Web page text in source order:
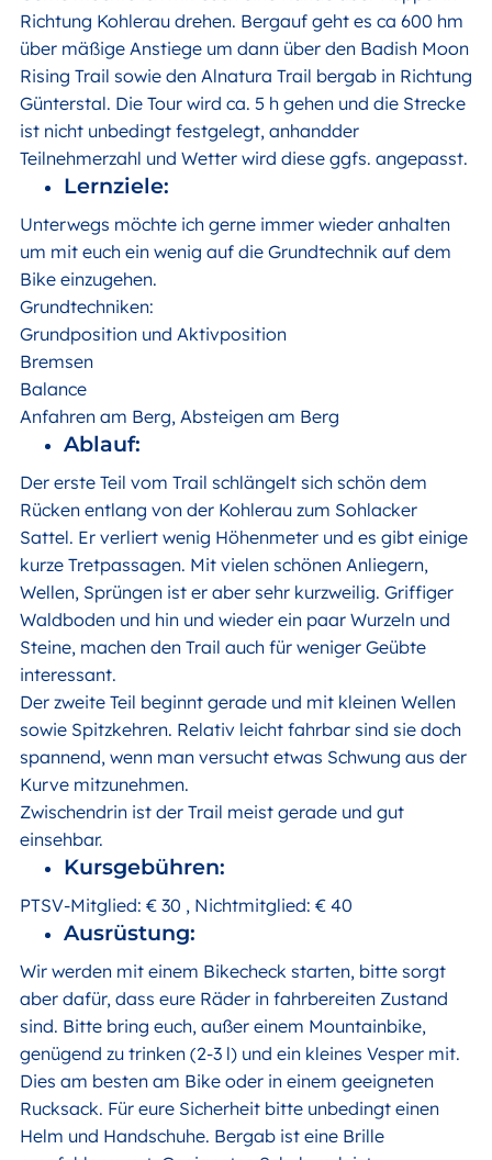
Richtung Kohlerau drehen. Bergauf geht es ca 600 hm
über mäßige Anstiege um dann über den Badish Moon
Rising Trail sowie den Alnatura Trail bergab in Richtung
Günterstal. Die Tour wird ca. 5 h gehen und die Strecke
ist nicht unbedingt festgelegt, anhandder
Teilnehmerzahl und Wetter wird diese ggfs. angepasst.
Lernziele:
Unterwegs möchte ich gerne immer wieder anhalten
um mit euch ein wenig auf die Grundtechnik auf dem
Bike einzugehen.
Grundtechniken:
Grundposition und Aktivposition
Bremsen
Balance
Anfahren am Berg, Absteigen am Berg
Ablauf:
Der erste Teil vom Trail schlängelt sich schön dem
Rücken entlang von der Kohlerau zum Sohlacker
Sattel. Er verliert wenig Höhenmeter und es gibt einige
kurze Tretpassagen. Mit vielen schönen Anliegern,
Wellen, Sprüngen ist er aber sehr kurzweilig. Griffiger
Waldboden und hin und wieder ein paar Wurzeln und
Steine, machen den Trail auch für weniger Geübte
interessant.
Der zweite Teil beginnt gerade und mit kleinen Wellen
sowie Spitzkehren. Relativ leicht fahrbar sind sie doch
spannend, wenn man versucht etwas Schwung aus der
Kurve mitzunehmen.
Zwischendrin ist der Trail meist gerade und gut
einsehbar.
Kursgebühren:
PTSV-Mitglied: € 30 , Nichtmitglied: € 40
Ausrüstung:
Wir werden mit einem Bikecheck starten, bitte sorgt
aber dafür, dass eure Räder in fahrbereiten Zustand
sind. Bitte bring euch, außer einem Mountainbike,
genügend zu trinken (2-3 l) und ein kleines Vesper mit.
Dies am besten am Bike oder in einem geeigneten
Rucksack. Für eure Sicherheit bitte unbedingt einen
Helm und Handschuhe. Bergab ist eine Brille